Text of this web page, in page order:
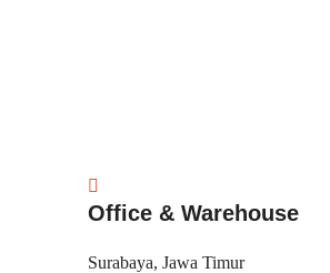
Office & Warehouse
Surabaya, Jawa Timur